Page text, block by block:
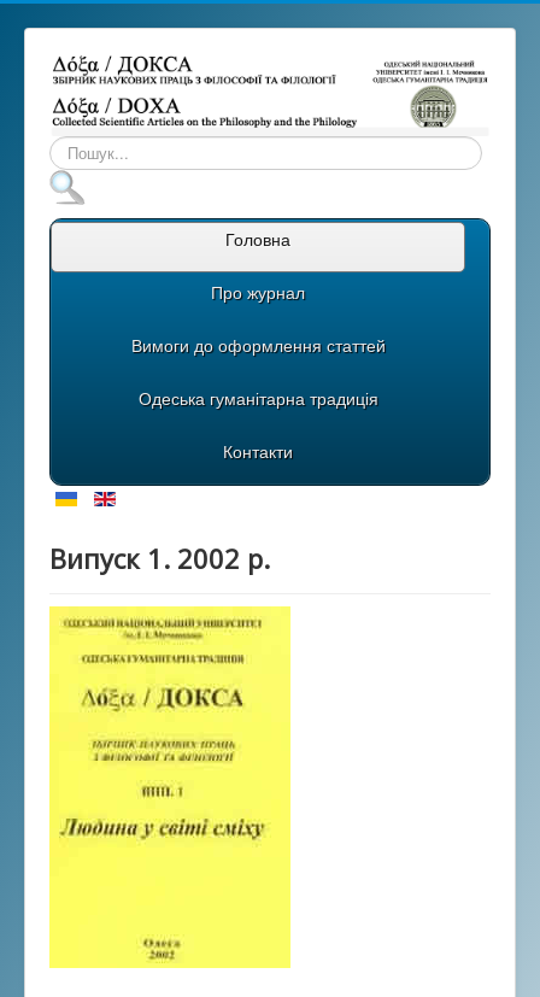
Пошук...
Головна
Про журнал
Вимоги до оформлення статтей
Одеська гуманітарна традиція
Контакти
Випуск 1. 2002 р.